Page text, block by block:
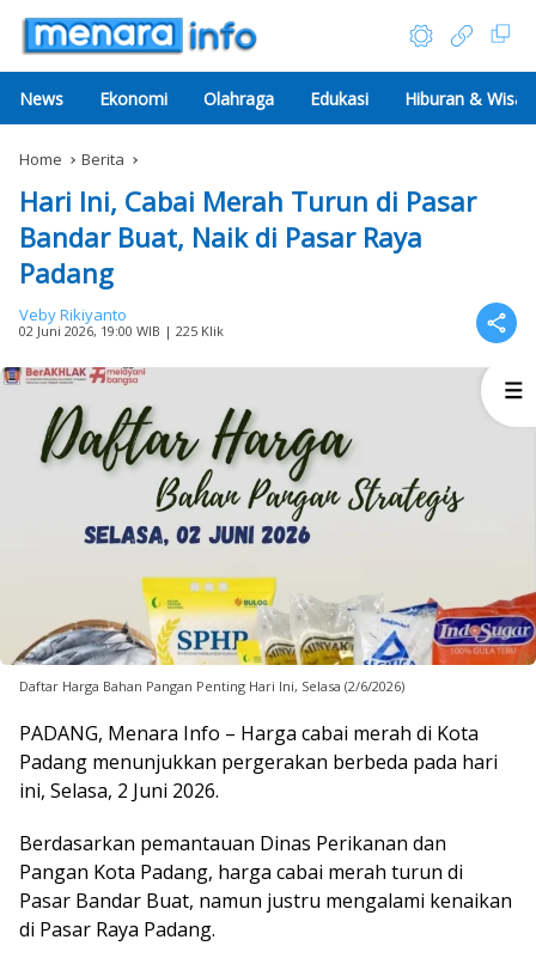
News Ekonomi Olahraga Edukasi Hiburan &
Home Berita
Hari Ini, Cabai Merah Turun di Pasar
Bandar Buat, Naik di Pasar Raya
Padang
Veby Rikiyanto
02 Juni 2026, 19:00 WIB | 225 Klik
Daftar Harga Bahan Pangan Penting Hari Ini, Selasa (2/6/2026)
PADANG, Menara Info – Harga cabai merah di Kota
Padang menunjukkan pergerakan berbeda pada hari
ini, Selasa, 2 Juni 2026.
Berdasarkan pemantauan Dinas Perikanan dan
Pangan Kota Padang, harga cabai merah turun di
Pasar Bandar Buat, namun justru mengalami kenaikan
di Pasar Raya Padang.